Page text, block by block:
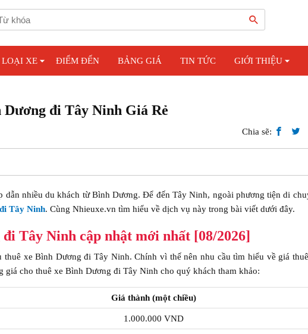
LOẠI XE ĐIỂM ĐẾN BẢNG GIÁ TIN TỨC GIỚI THIỆU
Dương đi Tây Ninh Giá Rẻ
Chia sẽ:
nhiều du khách từ Bình Dương. Để đến Tây Ninh, ngoài phương tiện di
Tây Ninh. Cùng Nhieuxe.vn tìm hiểu về dịch vụ này trong bài viết dưới đây.
Tây Ninh cập nhật mới nhất [08/2026]
xe Bình Dương đi Tây Ninh. Chính vì thế nên nhu cầu tìm hiểu về giá
cho thuê xe Bình Dương đi Tây Ninh cho quý khách tham khảo:
Giá thành (một chiều)
1.000.000 VND